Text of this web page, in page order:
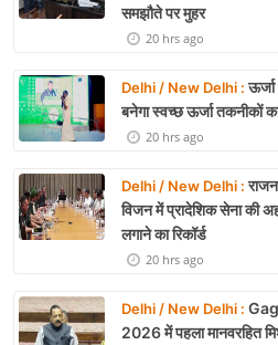
समझौते पर मुहर
20 hrs ago
Delhi / New Delhi :ऊर्जा
बनेगा स्वच्छ ऊर्जा तकनीकों
20 hrs ago
Delhi / New Delhi :
विजन में प्रादेशिक सेना की
लगाने का रिकॉर्ड
20 hrs ago
Delhi / New Delhi :
2026 में पहला मानवरहित